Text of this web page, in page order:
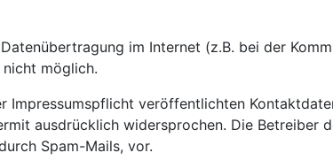
im Internet (z.B. bei der
möglich.
Impressumspflicht veröffentlichten
ausdrücklich widersprochen. Die Betreiber
Spam-Mails, vor.